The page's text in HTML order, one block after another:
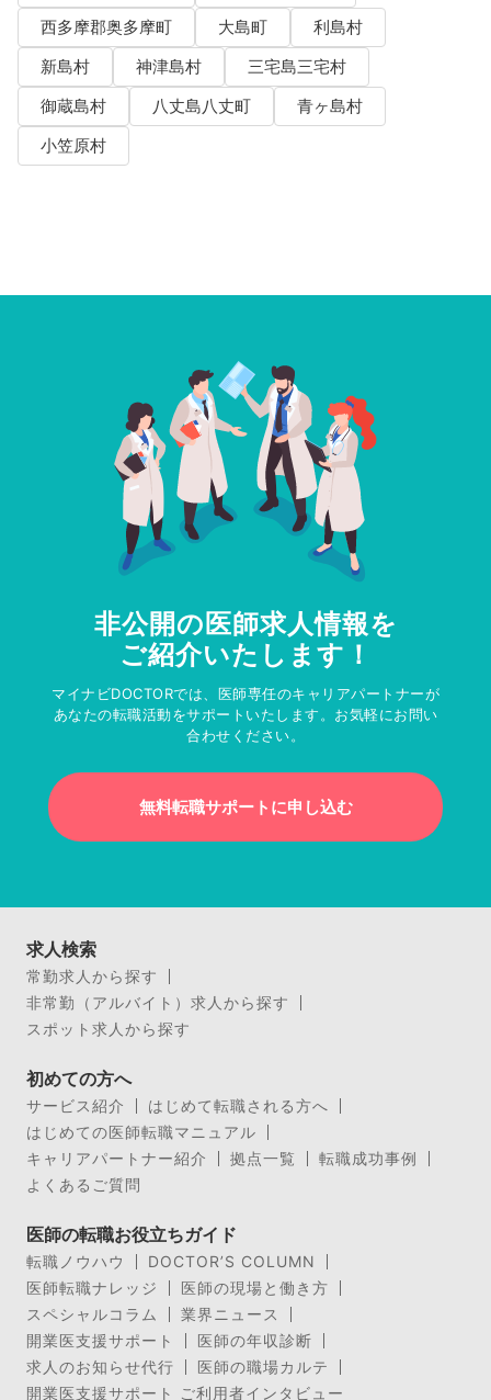
西多摩郡奥多摩町
大島町
利島村
新島村
神津島村
三宅島三宅村
御蔵島村
八丈島八丈町
青ヶ島村
小笠原村
非公開の医師求人情報を
ご紹介いたします！
マイナビDOCTORでは、医師専任のキャリアパートナーが
あなたの転職活動をサポートいたします。お気軽にお問い
合わせください。
無料転職サポートに申し込む
求人検索
常勤求人から探す
非常勤（アルバイト）求人から探す
スポット求人から探す
初めての方へ
サービス紹介
はじめて転職される方へ
はじめての医師転職マニュアル
キャリアパートナー紹介
拠点一覧
転職成功事例
よくあるご質問
医師の転職お役立ちガイド
転職ノウハウ
DOCTOR’S COLUMN
医師転職ナレッジ
医師の現場と働き方
スペシャルコラム
業界ニュース
開業医支援サポート
医師の年収診断
求人のお知らせ代行
医師の職場カルテ
開業医支援サポート ご利用者インタビュー